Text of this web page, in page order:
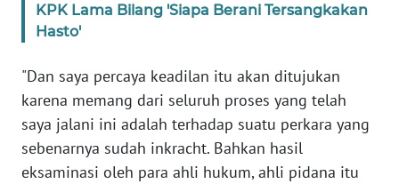
KPK Lama Bilang 'Siapa Berani Tersangkakan
Hasto'
"Dan saya percaya keadilan itu akan ditujukan
karena memang dari seluruh proses yang telah
saya jalani ini adalah terhadap suatu perkara yang
sebenarnya sudah inkracht. Bahkan hasil
eksaminasi oleh para ahli hukum, ahli pidana itu
PEDOMAN
MEDIA
REDAKSI
KARIR